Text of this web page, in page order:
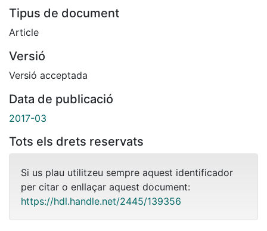
Tipus de document
Article
Versió
Versió acceptada
Data de publicació
2017-03
Tots els drets reservats
Si us plau utilitzeu sempre aquest identificador
per citar o enllaçar aquest document:
https://hdl.handle.net/2445/139356